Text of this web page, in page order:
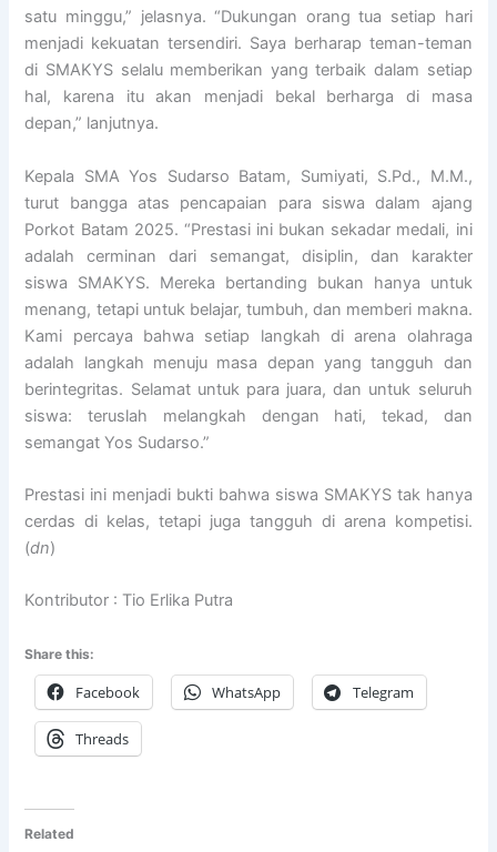
satu minggu,” jelasnya. “Dukungan orang tua setiap hari
menjadi kekuatan tersendiri. Saya berharap teman-teman
di SMAKYS selalu memberikan yang terbaik dalam setiap
hal, karena itu akan menjadi bekal berharga di masa
depan,” lanjutnya.
Kepala SMA Yos Sudarso Batam, Sumiyati, S.Pd., M.M.,
turut bangga atas pencapaian para siswa dalam ajang
Porkot Batam 2025. “Prestasi ini bukan sekadar medali, ini
adalah cerminan dari semangat, disiplin, dan karakter
siswa SMAKYS. Mereka bertanding bukan hanya untuk
menang, tetapi untuk belajar, tumbuh, dan memberi makna.
Kami percaya bahwa setiap langkah di arena olahraga
adalah langkah menuju masa depan yang tangguh dan
berintegritas. Selamat untuk para juara, dan untuk seluruh
siswa: teruslah melangkah dengan hati, tekad, dan
semangat Yos Sudarso.”
Prestasi ini menjadi bukti bahwa siswa SMAKYS tak hanya
cerdas di kelas, tetapi juga tangguh di arena kompetisi.
(dn)
Kontributor : Tio Erlika Putra
Share this:
Facebook WhatsApp Telegram
Threads
Related